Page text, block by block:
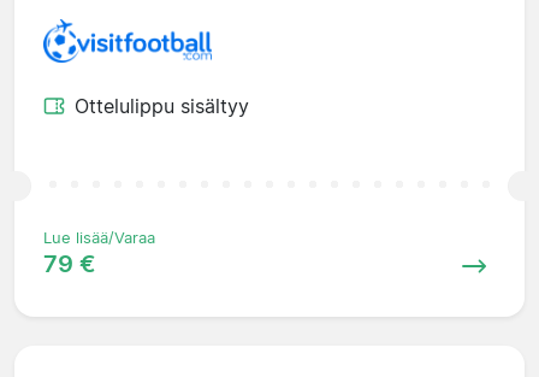
Ottelulippu sisältyy
Lue lisää/Varaa
79 €